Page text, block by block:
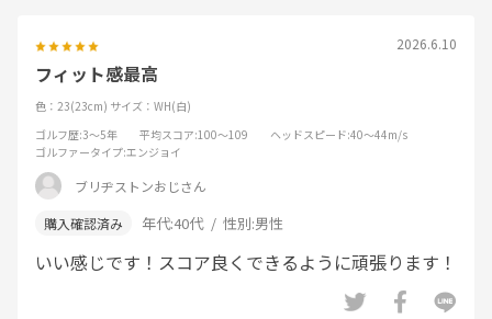
2026.6.10
フィット感最高
色：23(23cm) サイズ：WH(白)
ゴルフ歴:3～5年 平均スコア:100～109 ヘッドスピード:40～44m/s
ゴルファータイプ:エンジョイ
ブリヂストンおじさん
年代:40代 性別:男性
いい感じです！スコア良くできるように頑張ります！